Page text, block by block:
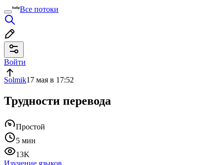
Все потоки
Войти
Solmik17 мая в 17:52
Трудности перевода
Простой
5 мин
13K
Изучение языков